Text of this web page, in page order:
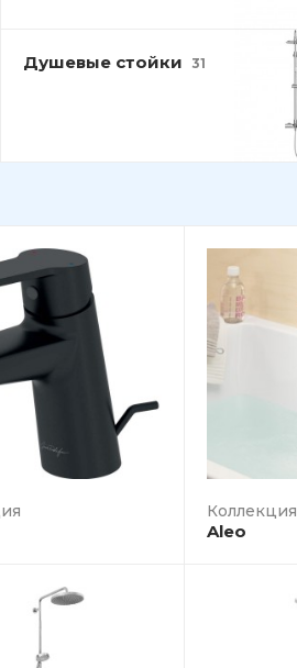
Душевые стойки 31
Коллекция
Aleo